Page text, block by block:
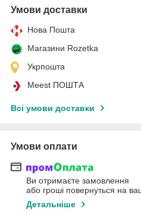
Умови доставки
Нова Пошта
Магазини Rozetka
Укрпошта
Meest ПОШТА
Всі умови доставки
Умови оплати
Ви отримаєте замовлення
або гроші повернуться на
Детальніше